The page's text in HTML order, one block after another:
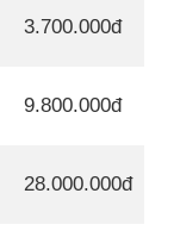
3.700.000đ
9.800.000đ
28.000.000đ